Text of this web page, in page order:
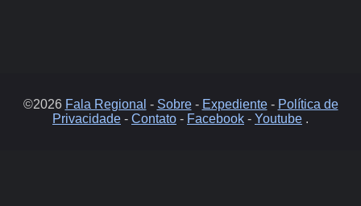
©2026 Fala Regional - Sobre- Expediente- Política de
Privacidade - Contato - Facebook - Youtube .